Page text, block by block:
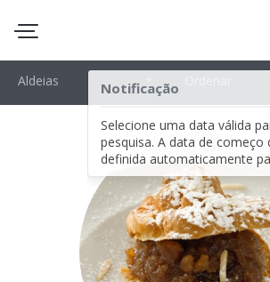
Notificação
Selecione uma data válida
pesquisa. A data de começo
definida automaticamente
Aldeias